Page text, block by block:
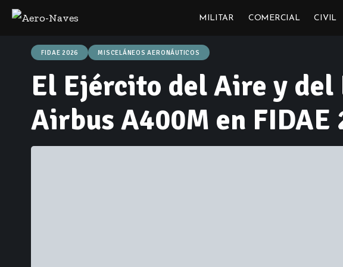
MILITAR COMERCIAL CIVIL
FIDAE 2026 MISCELÁNEOS AERONÁUTICOS
El Ejército del Aire y del
Airbus A400M en FIDAE